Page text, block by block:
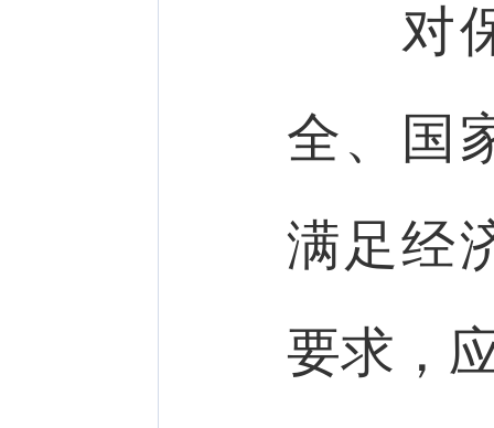
对保
全、国
满足经
要求，